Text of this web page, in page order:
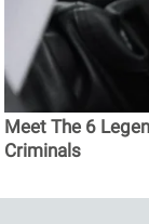
Meet The 6
Criminals